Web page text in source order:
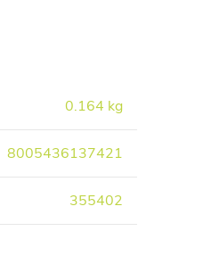
0.164 kg
8005436137421
355402